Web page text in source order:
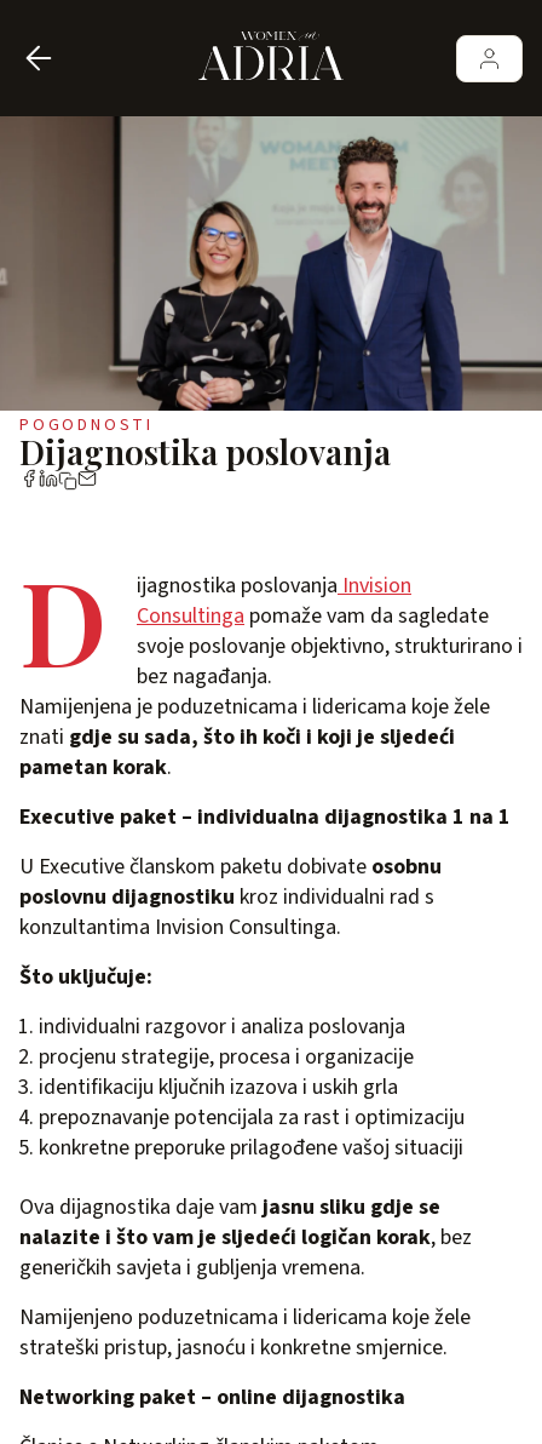
POGODNOSTI
Dijagnostika poslovanja
D ijagnostika poslovanjaInvision
Consultinga pomaže vam da sagledate
svoje poslovanje objektivno, strukturirano i
bez nagađanja.
Namijenjena je poduzetnicama i lidericama koje žele
znati gdje su sada, što ih koči i koji je sljedeći
pametan korak.
Executive paket – individualna dijagnostika 1 na 1
U Executive članskom paketu dobivate osobnu
poslovnu dijagnostiku kroz individualni rad s
konzultantima Invision Consultinga.
Što uključuje:
individualni razgovor i analiza poslovanja
procjenu strategije, procesa i organizacije
identifikaciju ključnih izazova i uskih grla
prepoznavanje potencijala za rast i optimizaciju
konkretne preporuke prilagođene vašoj situaciji
Ova dijagnostika daje vamjasnu sliku gdje se
nalazite i što vam je sljedeći logičan korak, bez
generičkih savjeta i gubljenja vremena.
Namijenjeno poduzetnicama i lidericama koje žele
strateški pristup, jasnoću i konkretne smjernice.
Networking paket – online dijagnostika